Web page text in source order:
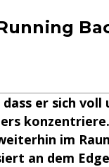
er sich voll
im
an dem